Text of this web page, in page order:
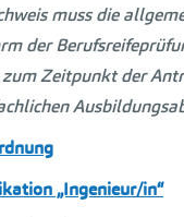
muss die
der
zum Zeitpunkt der
„Ingenieur/in“